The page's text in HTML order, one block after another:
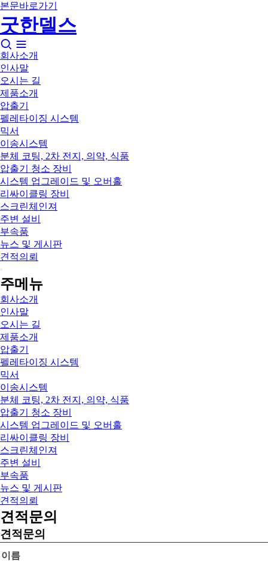
본문바로가기
굿한델스
회사소개
인사말
오시는 길
제품소개
압출기
펠레타이징 시스템
믹서
이송시스템
분체 코팅, 2차 전지, 의약, 식품
압출기 청소 장비
시스템 업그레이드 및 오버홀
리싸이클링 장비
스크린체인져
주변 설비
부속품
뉴스 및 게시판
견적의뢰
주메뉴
회사소개
인사말
오시는 길
제품소개
압출기
펠레타이징 시스템
믹서
이송시스템
분체 코팅, 2차 전지, 의약, 식품
압출기 청소 장비
시스템 업그레이드 및 오버홀
리싸이클링 장비
스크린체인져
주변 설비
부속품
뉴스 및 게시판
견적의뢰
견적문의
견적문의
이름